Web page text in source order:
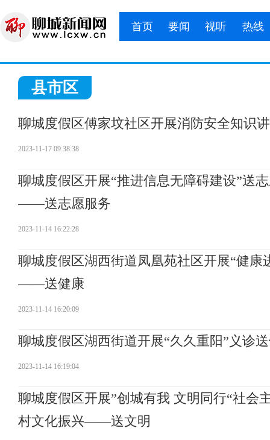
首页 要闻 视听 热线
县市区
聊城度假区傅家坟社区开展消防安全知
2023-11-17 09:38:38
聊城度假区开展“推进信息无障碍建设”送
——送志愿服务
2023-11-14 16:22:28
聊城度假区湖西街道凤凰苑社区开展“健
——送健康
2023-11-14 16:20:09
聊城度假区湖西街道开展“久久重阳”义
2023-11-14 16:19:04
聊城度假区开展”创城有我 文明同行“社会
村文化振兴——送文明